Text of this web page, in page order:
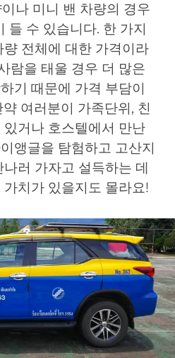
나 미니 밴 차량의 경우
수 있습니다. 한 가지
전체에 대한 가격이라
람을 태울 경우 더 많은
기 때문에 가격 부담이
여러분이 가족단위, 친
거나 호스텔에서 만난
앵글을 탐험하고 고산지
러 가자고 설득하는 데
치가 있을지도 몰라요!